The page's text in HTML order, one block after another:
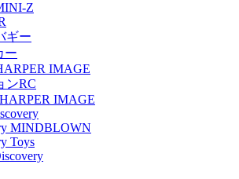
Z
ギー
ー
IMAGE
ンRC
IMAGE
MINDBLOWN
Toys